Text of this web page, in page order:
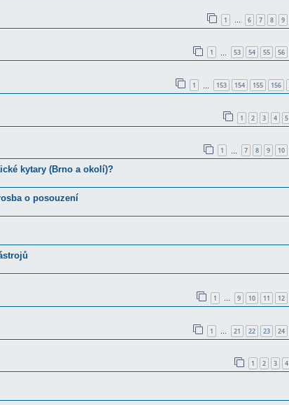
1 … 6 7 8 9
1 53 54 55 56
1 153 154 155 156
1 2 3 4 5
1 7 8 9 10
kytary (Brno a okolí)?
o posouzení
1 … 9 10 11 12
1 … 21 22 23 24
1 2 3 4